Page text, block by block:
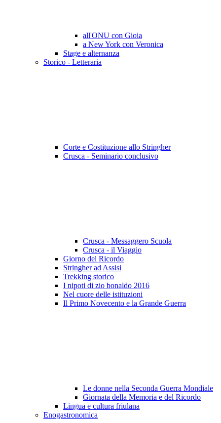
all'ONU con Gioia
a New York con Veronica
Stage e alternanza
Storico - Letteraria
Corte e Costituzione allo Stringher
Crusca - Seminario conclusivo
Crusca - Messaggero Scuola
Crusca - il Viaggio
Giorno del Ricordo
Stringher ad Assisi
Trekking storico
I nipoti di zio bonaldo 2016
Nel cuore delle istituzioni
Il Primo Novecento e la Grande Guerra
Le donne nella Seconda Guerra Mondiale
Giornata della Memoria e del Ricordo
Lingua e cultura friulana
Enogastronomica